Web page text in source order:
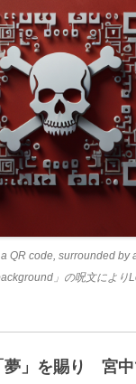
a QR code, surrounded
」の呪文により
夢」を賜り 宮中